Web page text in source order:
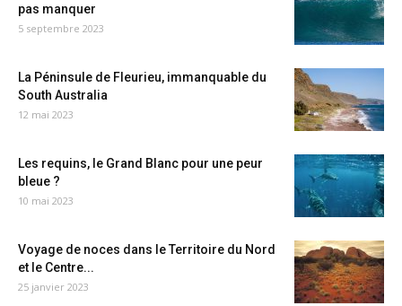
pas manquer
5 septembre 2023
La Péninsule de Fleurieu, immanquable du
South Australia
12 mai 2023
Les requins, le Grand Blanc pour une peur
bleue ?
10 mai 2023
Voyage de noces dans le Territoire du Nord
et le Centre...
25 janvier 2023